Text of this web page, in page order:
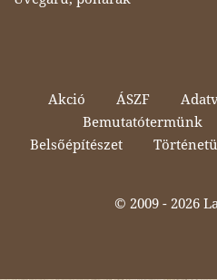
Akció ÁSZF
Bemutatótermünk
Belsőépítészet
© 2009 - 2026